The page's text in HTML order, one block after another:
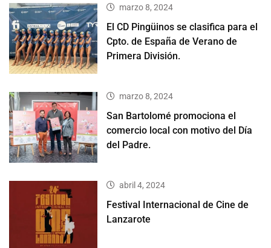
marzo 8, 2024
El CD Pingüinos se clasifica para el
Cpto. de España de Verano de
Primera División.
marzo 8, 2024
San Bartolomé promociona el
comercio local con motivo del Día
del Padre.
abril 4, 2024
Festival Internacional de Cine de
Lanzarote